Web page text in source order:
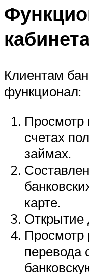
Клиентам
функционал:
Просмотр
счетах
займах.
карте.
Открытие
Просмотр
перевода